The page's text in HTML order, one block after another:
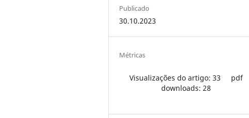
Publicado
30.10.2023
Métricas
Visualizações do artigo: 33
pdf
downloads: 28